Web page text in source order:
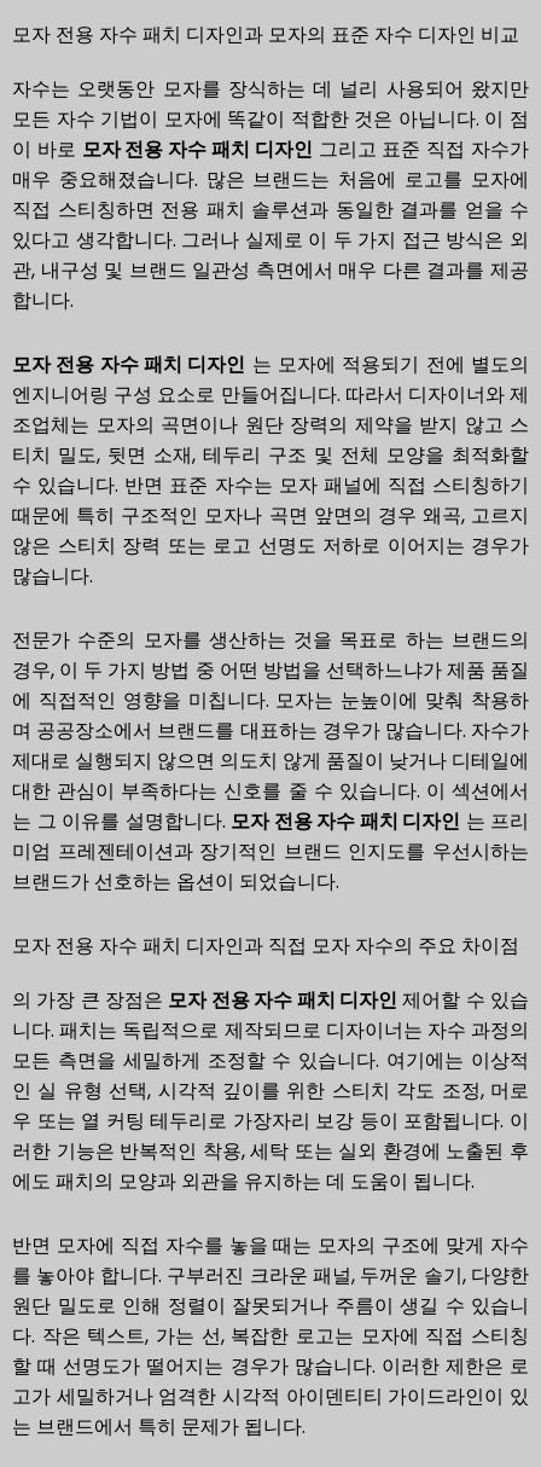
모자 전용 자수 패치 디자인과 모자의 표준 자수 디자인 비교
자수는 오랫동안 모자를 장식하는 데 널리 사용되어 왔지만
모든 자수 기법이 모자에 똑같이 적합한 것은 아닙니다. 이 점
이 바로 모자 전용 자수 패치 디자인 그리고 표준 직접 자수가
매우 중요해졌습니다. 많은 브랜드는 처음에 로고를 모자에
직접 스티칭하면 전용 패치 솔루션과 동일한 결과를 얻을 수
있다고 생각합니다. 그러나 실제로 이 두 가지 접근 방식은 외
관, 내구성 및 브랜드 일관성 측면에서 매우 다른 결과를 제공
합니다.
모자 전용 자수 패치 디자인 는 모자에 적용되기 전에 별도의
엔지니어링 구성 요소로 만들어집니다. 따라서 디자이너와 제
조업체는 모자의 곡면이나 원단 장력의 제약을 받지 않고 스
티치 밀도, 뒷면 소재, 테두리 구조 및 전체 모양을 최적화할
수 있습니다. 반면 표준 자수는 모자 패널에 직접 스티칭하기
때문에 특히 구조적인 모자나 곡면 앞면의 경우 왜곡, 고르지
않은 스티치 장력 또는 로고 선명도 저하로 이어지는 경우가
많습니다.
전문가 수준의 모자를 생산하는 것을 목표로 하는 브랜드의
경우, 이 두 가지 방법 중 어떤 방법을 선택하느냐가 제품 품질
에 직접적인 영향을 미칩니다. 모자는 눈높이에 맞춰 착용하
며 공공장소에서 브랜드를 대표하는 경우가 많습니다. 자수가
제대로 실행되지 않으면 의도치 않게 품질이 낮거나 디테일에
대한 관심이 부족하다는 신호를 줄 수 있습니다. 이 섹션에서
는 그 이유를 설명합니다. 모자 전용 자수 패치 디자인 는 프리
미엄 프레젠테이션과 장기적인 브랜드 인지도를 우선시하는
브랜드가 선호하는 옵션이 되었습니다.
모자 전용 자수 패치 디자인과 직접 모자 자수의 주요 차이점
의 가장 큰 장점은 모자 전용 자수 패치 디자인 제어할 수 있습
니다. 패치는 독립적으로 제작되므로 디자이너는 자수 과정의
모든 측면을 세밀하게 조정할 수 있습니다. 여기에는 이상적
인 실 유형 선택, 시각적 깊이를 위한 스티치 각도 조정, 머로
우 또는 열 커팅 테두리로 가장자리 보강 등이 포함됩니다. 이
러한 기능은 반복적인 착용, 세탁 또는 실외 환경에 노출된 후
에도 패치의 모양과 외관을 유지하는 데 도움이 됩니다.
반면 모자에 직접 자수를 놓을 때는 모자의 구조에 맞게 자수
를 놓아야 합니다. 구부러진 크라운 패널, 두꺼운 솔기, 다양한
원단 밀도로 인해 정렬이 잘못되거나 주름이 생길 수 있습니
다. 작은 텍스트, 가는 선, 복잡한 로고는 모자에 직접 스티칭
할 때 선명도가 떨어지는 경우가 많습니다. 이러한 제한은 로
고가 세밀하거나 엄격한 시각적 아이덴티티 가이드라인이 있
는 브랜드에서 특히 문제가 됩니다.